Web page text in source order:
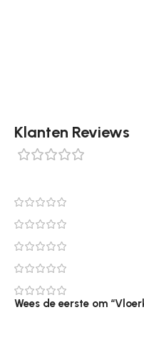
Klanten Reviews
Wees de eerste om